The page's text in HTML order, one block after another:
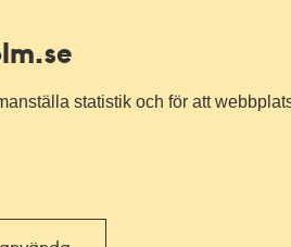
statistik och för att